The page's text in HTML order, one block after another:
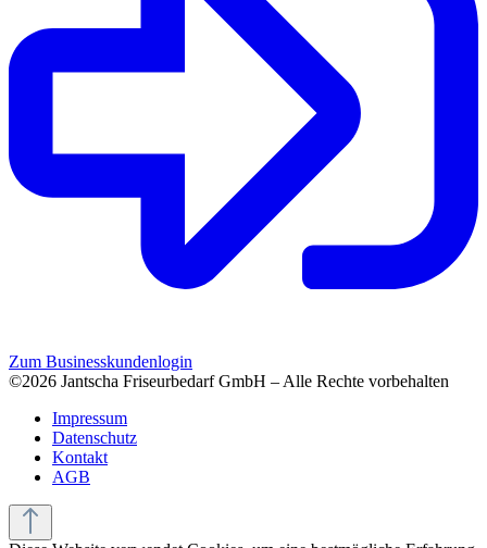
Zum Businesskundenlogin
©2026 Jantscha Friseurbedarf GmbH – Alle Rechte vorbehalten
Impressum
Datenschutz
Kontakt
AGB